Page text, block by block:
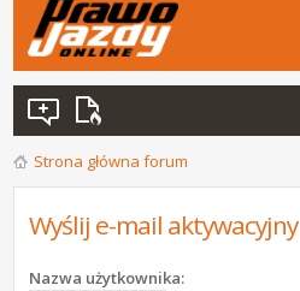
Strona główna forum
Wyślij e-mail aktywacyjny
Nazwa użytkownika: